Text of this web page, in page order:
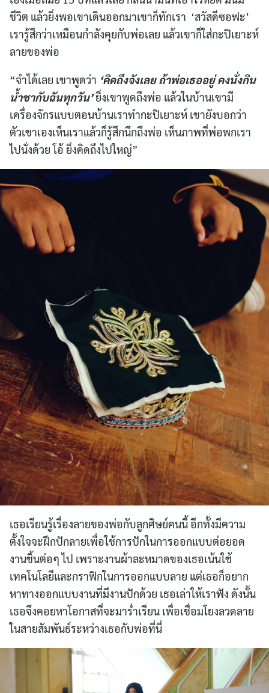
ชีวิต แล้วยิ่งพอเขาเดินออกมาเขาก็ทักเรา ‘สวัสดีซอฟะ’
เรารู้สึกว่าเหมือนกำลังคุยกับพ่อเลย แล้วเขาก็ใส่กะปิเยาะห์
ลายของพ่อ
“จำได้เลย เขาพูดว่า ‘คิดถึงจังเลย ถ้าพ่อเธออยู่ คงนั่งกิน
น้ำชากับฉันทุกวัน’ยิ่งเขาพูดถึงพ่อ แล้วในบ้านเขามี
เครื่องจักรแบบตอนบ้านเราทำกะปิเยาะห์ เขายังบอกว่า
ตัวเขาเองเห็นเราแล้วก็รู้สึกนึกถึงพ่อ เห็นภาพที่พ่อพกเรา
ไปนั่งด้วย โอ้ ยิ่งคิดถึงไปใหญ่”
เธอเรียนรู้เรื่องลายของพ่อกับลูกศิษย์คนนี้ อีกทั้งมีความ
ตั้งใจจะฝึกปักลายเพื่อใช้การปักในการออกแบบต่อยอด
งานชิ้นต่อๆ ไป เพราะงานผ้าละหมาดของเธอเน้นใช้
เทคโนโลยีและกราฟิกในการออกแบบลาย แต่เธอก็อยาก
หาทางออกแบบงานที่มีงานปักด้วย เธอเล่าให้เราฟัง ดังนั้น
เธอจึงคอยหาโอกาสที่จะมาร่ำเรียน เพื่อเชื่อมโยงลวดลาย
ในสายสัมพันธ์ระหว่างเธอกับพ่อที่นี่